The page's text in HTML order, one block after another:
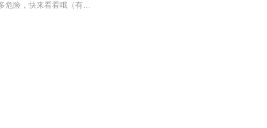
风影因为吸了某种诡异的香来到了异界，并且成了女儿身，因为在异界是警察，他经历了很多危险，快来看看哦（有些视频专辑里没有，请去翻风影的动态）